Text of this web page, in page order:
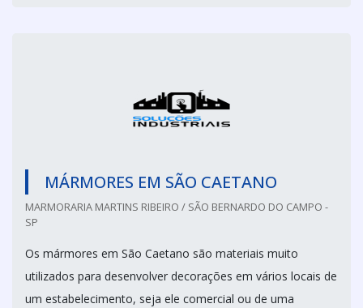
MÁRMORES EM SÃO CAETANO
MARMORARIA MARTINS RIBEIRO / SÃO BERNARDO DO CAMPO -
SP
Os mármores em São Caetano são materiais muito
utilizados para desenvolver decorações em vários locais de
um estabelecimento, seja ele comercial ou de uma